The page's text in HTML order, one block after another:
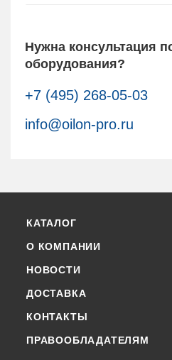
Нужна консультация
оборудования?
+7 (495) 268-05-03
info@oilon-pro.ru
КАТАЛОГ
О КОМПАНИИ
НОВОСТИ
ДОСТАВКА
КОНТАКТЫ
ПРАВООБЛАДАТЕЛЯМ